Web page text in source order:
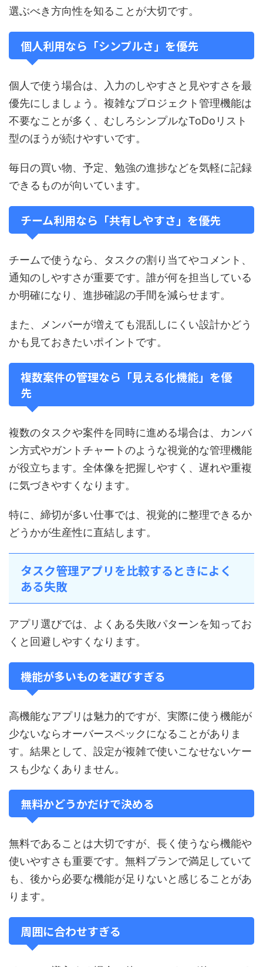
選ぶべき方向性を知ることが大切です。
個人利用なら「シンプルさ」を優先
個人で使う場合は、入力のしやすさと見やすさを最
優先にしましょう。複雑なプロジェクト管理機能は
不要なことが多く、むしろシンプルなToDoリスト
型のほうが続けやすいです。
毎日の買い物、予定、勉強の進捗などを気軽に記録
できるものが向いています。
チーム利用なら「共有しやすさ」を優先
チームで使うなら、タスクの割り当てやコメント、
通知のしやすさが重要です。誰が何を担当している
か明確になり、進捗確認の手間を減らせます。
また、メンバーが増えても混乱しにくい設計かどう
かも見ておきたいポイントです。
複数案件の管理なら「見える化機能」を優
先
複数のタスクや案件を同時に進める場合は、カンバ
ン方式やガントチャートのような視覚的な管理機能
が役立ちます。全体像を把握しやすく、遅れや重複
に気づきやすくなります。
特に、締切が多い仕事では、視覚的に整理できるか
どうかが生産性に直結します。
タスク管理アプリを比較するときによく
ある失敗
アプリ選びでは、よくある失敗パターンを知ってお
くと回避しやすくなります。
機能が多いものを選びすぎる
高機能なアプリは魅力的ですが、実際に使う機能が
少ないならオーバースペックになることがありま
す。結果として、設定が複雑で使いこなせないケー
スも少なくありません。
無料かどうかだけで決める
無料であることは大切ですが、長く使うなら機能や
使いやすさも重要です。無料プランで満足していて
も、後から必要な機能が足りないと感じることがあ
ります。
周囲に合わせすぎる